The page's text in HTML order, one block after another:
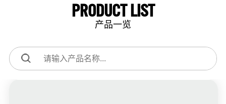
PRODUCT LIST
产品一览